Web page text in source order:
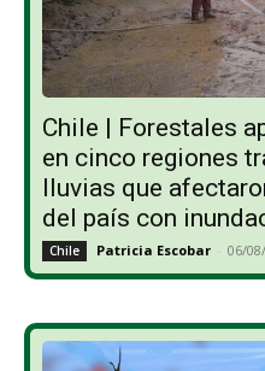
Chile | Forestales
en cinco regiones
lluvias que
del país con
Chile Patricia Escobar - 06/